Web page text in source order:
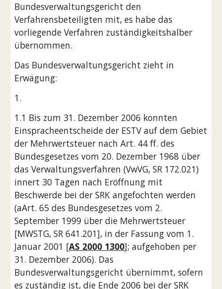
Bundesverwaltungsgericht den
Verfahrensbeteiligten mit, es habe das
vorliegende Verfahren zuständigkeitshalber
übernommen.
Das Bundesverwaltungsgericht zieht in
Erwägung:
1.
1.1 Bis zum 31. Dezember 2006 konnten
Einspracheentscheide der ESTV auf dem Gebiet
der Mehrwertsteuer nach Art. 44 ff. des
Bundesgesetzes vom 20. Dezember 1968 über
das Verwaltungsverfahren (VwVG, SR 172.021)
innert 30 Tagen nach Eröffnung mit
Beschwerde bei der SRK angefochten werden
(aArt. 65 des Bundesgesetzes vom 2.
September 1999 über die Mehrwertsteuer
[MWSTG, SR 641.201], in der Fassung vom 1.
Januar 2001 [AS 2000 1300]; aufgehoben per
31. Dezember 2006). Das
Bundesverwaltungsgericht übernimmt, sofern
es zuständig ist, die Ende 2006 bei der SRK